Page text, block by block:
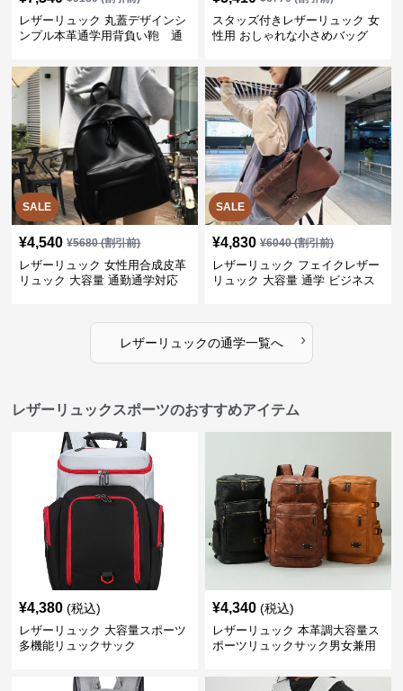
レザーリュック 丸蓋デザインシ
ンプル本革通学用背負い鞄 通
スタッズ付きレザーリュック 女
性用 おしゃれな小さめバッグ
SALE
¥4,540 ¥5680(割引前)
レザーリュック 女性用合成皮革
リュック 大容量 通勤通学対応
SALE
¥4,830 ¥6040(割引前)
レザーリュック フェイクレザー
リュック 大容量 通学 ビジネス
レザーリュックの通学一覧へ ›
レザーリュックスポーツのおすすめアイテム
¥4,380 (税込)
レザーリュック 大容量スポーツ
多機能リュックサック
¥4,340 (税込)
レザーリュック 本革調大容量ス
ポーツリュックサック男女兼用